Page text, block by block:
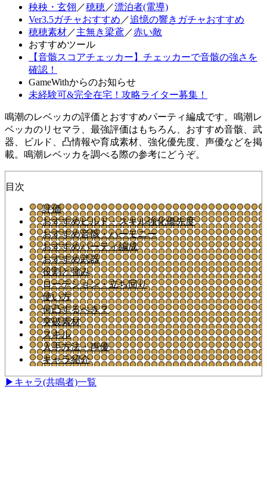
秧秧・玄翎 ／穂穂／漂泊者(電導)
Ver3.5ガチャおすすめ ／追憶の響きガチャおすすめ
穂穂素材／主無き梁鳶 ／赤い敵
おすすめツール
【音骸スコアチェッカー】チェッカーで音骸の強さを
確認！
GameWithからのお知らせ
未経験可&完全在宅！攻略ライター募集！
鳴潮のレベッカの評価とおすすめパーティ編成です。鳴潮レ
ベッカのリセマラ、最強評価はもちろん、おすすめ音骸、武
器、ビルド、凸情報や育成素材、強化優先度、声優などを掲
載。鳴潮レベッカを調べる際の参考にどうぞ。
目次
評価
おすすめビルド・スキル強化優先度
おすすめ音骸・ハーモニー
おすすめパーティ編成
おすすめ武器
役割と強み
ローテション・立ち回り
使い方
何凸するべき？
突破素材
スキル
入手方法・声優
キャラ紹介
▶キャラ(共鳴者)一覧